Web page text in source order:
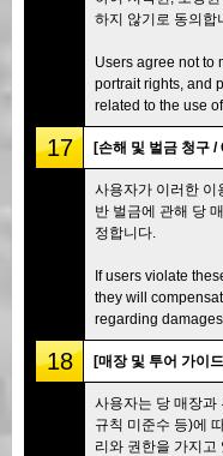
하지 않기로 동의합
Users agree not to
portrait rights, and
related to the use
17 [손해 및 벌금 청구
사용자가 이러한 이
반 벌금에 관해 당
정합니다.
If users violate
they will
regarding
18 [매장 및 투어 가이
사용자는 당 매장과
규칙 미준수 등)에
리와 권한을 가지고